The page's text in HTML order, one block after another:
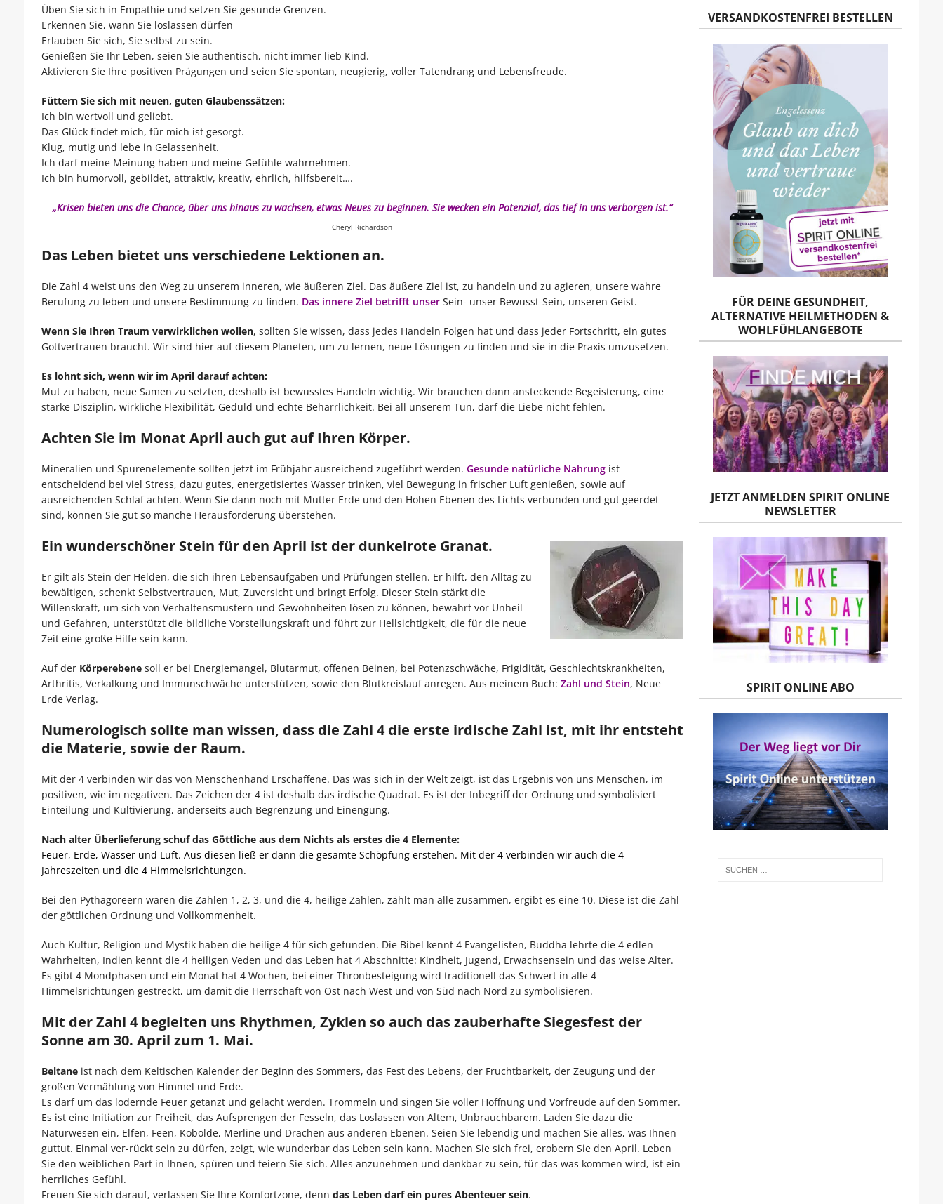
Üben Sie sich in Empathie und setzen Sie gesunde Grenzen.
Erkennen Sie, wann Sie loslassen dürfen
Erlauben Sie sich, Sie selbst zu sein.
Genießen Sie Ihr Leben, seien Sie authentisch, nicht immer lieb Kind.
Aktivieren Sie Ihre positiven Prägungen und seien Sie spontan, neugierig, voller Tatendrang und Lebensfreude.
Füttern Sie sich mit neuen, guten Glaubenssätzen:
Ich bin wertvoll und geliebt.
Das Glück findet mich, für mich ist gesorgt.
Klug, mutig und lebe in Gelassenheit.
Ich darf meine Meinung haben und meine Gefühle wahrnehmen.
Ich bin humorvoll, gebildet, attraktiv, kreativ, ehrlich, hilfsbereit….
„Krisen bieten uns die Chance, über uns hinaus zu wachsen, etwas Neues zu beginnen. Sie wecken ein Potenzial, das tief in uns verborgen ist.“
Cheryl Richardson
Das Leben bietet uns verschiedene Lektionen an.
Die Zahl 4 weist uns den Weg zu unserem inneren, wie äußeren Ziel. Das äußere Ziel ist, zu handeln und zu agieren, unsere wahre
Berufung zu leben und unsere Bestimmung zu finden. Das innere Ziel betrifft unserSein- unser Bewusst-Sein, unseren Geist.
Wenn Sie Ihren Traum verwirklichen wollen, sollten Sie wissen, dass jedes Handeln Folgen hat und dass jeder Fortschritt, ein gutes
Gottvertrauen braucht. Wir sind hier auf diesem Planeten, um zu lernen, neue Lösungen zu finden und sie in die Praxis umzusetzen.
Es lohnt sich, wenn wir im April darauf achten:
Mut zu haben, neue Samen zu setzten, deshalb ist bewusstes Handeln wichtig. Wir brauchen dann ansteckende Begeisterung, eine
starke Disziplin, wirkliche Flexibilität, Geduld und echte Beharrlichkeit. Bei all unserem Tun, darf die Liebe nicht fehlen.
Achten Sie im Monat April auch gut auf Ihren Körper.
Mineralien und Spurenelemente sollten jetzt im Frühjahr ausreichend zugeführt werden. Gesunde natürliche Nahrungist
entscheidend bei viel Stress, dazu gutes, energetisiertes Wasser trinken, viel Bewegung in frischer Luft genießen, sowie auf
ausreichenden Schlaf achten. Wenn Sie dann noch mit Mutter Erde und den Hohen Ebenen des Lichts verbunden und gut geerdet
sind, können Sie gut so manche Herausforderung überstehen.
Ein wunderschöner Stein für den April ist der dunkelrote Granat.
Er gilt als Stein der Helden, die sich ihren Lebensaufgaben und Prüfungen stellen. Er hilft, den Alltag zu
bewältigen, schenkt Selbstvertrauen, Mut, Zuversicht und bringt Erfolg. Dieser Stein stärkt die
Willenskraft, um sich von Verhaltensmustern und Gewohnheiten lösen zu können, bewahrt vor Unheil
und Gefahren, unterstützt die bildliche Vorstellungskraft und führt zur Hellsichtigkeit, die für die neue
Zeit eine große Hilfe sein kann.
Auf der Körperebenesoll er bei Energiemangel, Blutarmut, offenen Beinen, bei Potenzschwäche, Frigidität, Geschlechtskrankheiten,
Arthritis, Verkalkung und Immunschwäche unterstützen, sowie den Blutkreislauf anregen. Aus meinem Buch: Zahl und Stein, Neue
Erde Verlag.
Numerologisch sollte man wissen, dass die Zahl 4 die erste irdische Zahl ist, mit ihr entsteht
die Materie, sowie der Raum.
Mit der 4 verbinden wir das von Menschenhand Erschaffene. Das was sich in der Welt zeigt, ist das Ergebnis von uns Menschen, im
positiven, wie im negativen. Das Zeichen der 4 ist deshalb das irdische Quadrat. Es ist der Inbegriff der Ordnung und symbolisiert
Einteilung und Kultivierung, anderseits auch Begrenzung und Einengung.
Nach alter Überlieferung schuf das Göttliche aus dem Nichts als erstes die 4 Elemente:
Feuer, Erde, Wasser und Luft. Aus diesen ließ er dann die gesamte Schöpfung erstehen. Mit der 4 verbinden wir auch die 4
Jahreszeiten und die 4 Himmelsrichtungen.
Bei den Pythagoreern waren die Zahlen 1, 2, 3, und die 4, heilige Zahlen, zählt man alle zusammen, ergibt es eine 10. Diese ist die Zahl
der göttlichen Ordnung und Vollkommenheit.
Auch Kultur, Religion und Mystik haben die heilige 4 für sich gefunden. Die Bibel kennt 4 Evangelisten, Buddha lehrte die 4 edlen
Wahrheiten, Indien kennt die 4 heiligen Veden und das Leben hat 4 Abschnitte: Kindheit, Jugend, Erwachsensein und das weise Alter.
Es gibt 4 Mondphasen und ein Monat hat 4 Wochen, bei einer Thronbesteigung wird traditionell das Schwert in alle 4
Himmelsrichtungen gestreckt, um damit die Herrschaft von Ost nach West und von Süd nach Nord zu symbolisieren.
Mit der Zahl 4 begleiten uns Rhythmen, Zyklen so auch das zauberhafte Siegesfest der
Sonne am 30. April zum 1. Mai.
Beltaneist nach dem Keltischen Kalender der Beginn des Sommers, das Fest des Lebens, der Fruchtbarkeit, der Zeugung und der
großen Vermählung von Himmel und Erde.
Es darf um das lodernde Feuer getanzt und gelacht werden. Trommeln und singen Sie voller Hoffnung und Vorfreude auf den Sommer.
Es ist eine Initiation zur Freiheit, das Aufsprengen der Fesseln, das Loslassen von Altem, Unbrauchbarem. Laden Sie dazu die
Naturwesen ein, Elfen, Feen, Kobolde, Merline und Drachen aus anderen Ebenen. Seien Sie lebendig und machen Sie alles, was Ihnen
guttut. Einmal ver-rückt sein zu dürfen, zeigt, wie wunderbar das Leben sein kann. Machen Sie sich frei, erobern Sie den April. Leben
Sie den weiblichen Part in Ihnen, spüren und feiern Sie sich. Alles anzunehmen und dankbar zu sein, für das was kommen wird, ist ein
herrliches Gefühl.
Freuen Sie sich darauf, verlassen Sie Ihre Komfortzone, denn das Leben darf ein pures Abenteuer sein.
VERSANDKOSTENFREI BESTELLEN
FÜR DEINE GESUNDHEIT,
ALTERNATIVE HEILMETHODEN &
WOHLFÜHLANGEBOTE
JETZT ANMELDEN SPIRIT ONLINE
NEWSLETTER
SPIRIT ONLINE ABO